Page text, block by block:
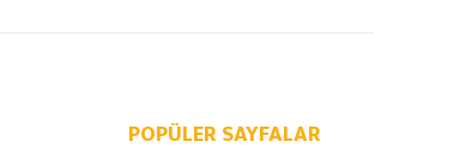
POPÜLER SAYFALAR